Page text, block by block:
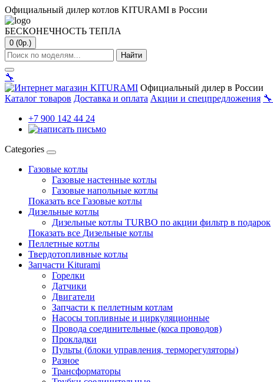
Официальный дилер котлов KITURAMI в России
БЕСКОНЕЧНОСТЬ ТЕПЛА
0 (0р.)
Найти
🔧
Официальный дилер в России
Каталог товаров Доставка и оплата Акции и спецпредложения 🔧
+7 900 142 44 24
Categories
Газовые котлы
Газовые настенные котлы
Газовые напольные котлы
Показать все Газовые котлы
Дизельные котлы
Дизельные котлы TURBO по акции фильтр в подарок
Показать все Дизельные котлы
Пеллетные котлы
Твердотопливные котлы
Запчасти Kiturami
Горелки
Датчики
Двигатели
Запчасти к пеллетным котлам
Насосы топливные и циркуляционные
Провода соединительные (коса проводов)
Прокладки
Пульты (блоки управления, терморегуляторы)
Разное
Трансформаторы